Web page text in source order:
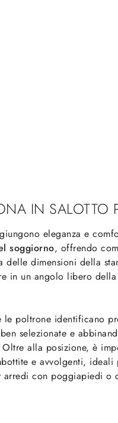
IN
eleganza e
soggiorno, offrendo
dimensioni della
in un angolo libero
poltrone identificano
selezionate e
alla posizione, è
e avvolgenti,
arredi con poggiapiedi